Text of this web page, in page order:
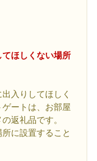
ほしくない場所
入りしてほしく
ートは、お部屋
返礼品です。
に設置すること